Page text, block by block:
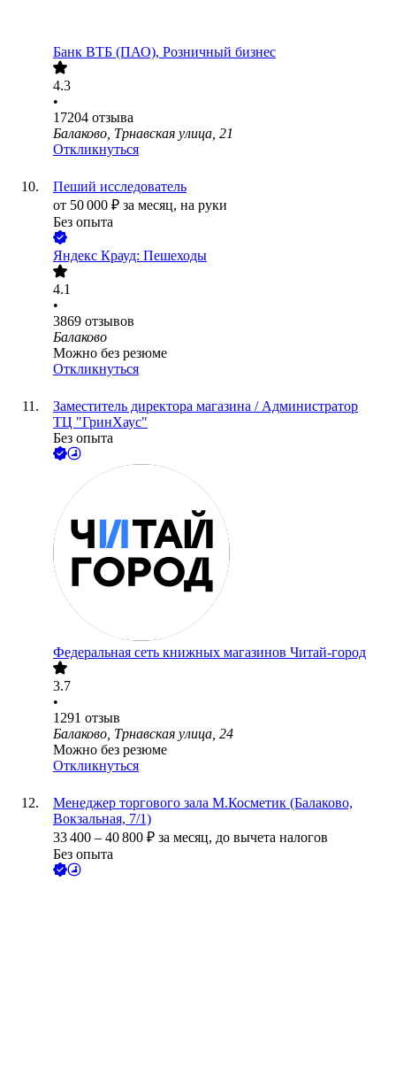
Банк ВТБ (ПАО), Розничный бизнес
4.3
•
17204 отзыва
Балаково, Трнавская улица, 21
Откликнуться
Пеший исследователь
от 50 000 ₽ за месяц, на руки
Без опыта
Яндекс Крауд: Пешеходы
4.1
•
3869 отзывов
Балаково
Можно без резюме
Откликнуться
Заместитель директора магазина / Администратор
ТЦ "ГринХаус"
Без опыта
Федеральная сеть книжных магазинов Читай-город
3.7
•
1291 отзыв
Балаково, Трнавская улица, 24
Можно без резюме
Откликнуться
Менеджер торгового зала М.Косметик (Балаково,
Вокзальная, 7/1)
33 400 – 40 800 ₽ за месяц, до вычета налогов
Без опыта